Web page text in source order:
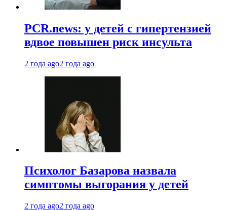
PCR.news: у детей с гипертензией
вдвое повышен риск инсульта
2 года ago2 года ago
Психолог Базарова назвала
симптомы выгорания у детей
2 года ago2 года ago